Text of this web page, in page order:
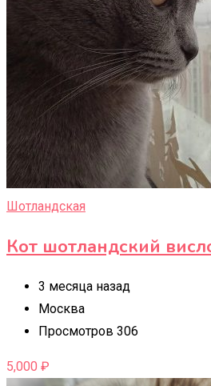
Шотландская
Кот шотландский
3 месяца назад
Москва
Просмотров 306
5,000 ₽